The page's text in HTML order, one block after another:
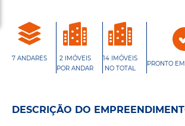
7 ANDARES
2 IMÓVEIS
POR ANDAR
14 IMÓVEIS
NO TOTAL
PRONTO
DESCRIÇÃO DO